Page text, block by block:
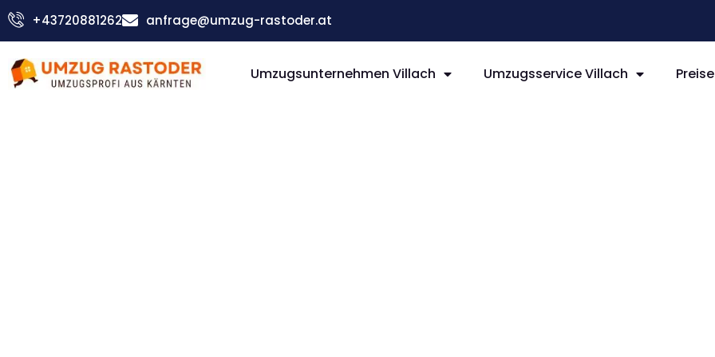
Skip
+43720881262 anfrage@umzug-rastoder.at
Umzugsunternehmen Villach Umzugsservice Villach Preise